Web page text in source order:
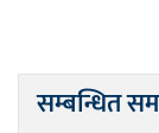
सम्बन्धित